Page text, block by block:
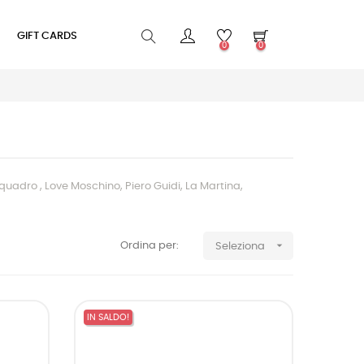
GIFT CARDS
0 0
, Love Moschino, Piero Guidi, La Martina,
Ordina per: Seleziona 
IN SALDO!